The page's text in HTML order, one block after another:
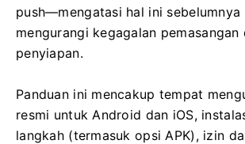
push—mengatasi hal ini sebelumnya
mengurangi kegagalan pemasangan
penyiapan.
Panduan ini mencakup tempat
resmi untuk Android dan iOS,
langkah (termasuk opsi APK), izin